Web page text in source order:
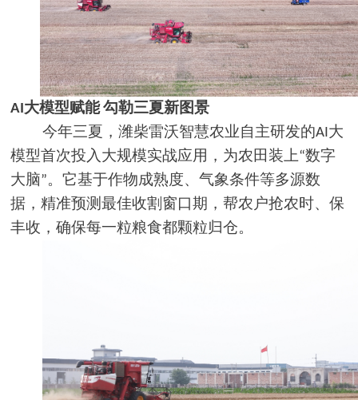
AI大模型赋能勾勒三夏新图景
今年三夏，潍柴雷沃智慧农业自主研发的AI大
模型首次投入大规模实战应用，为农田装上“数字
大脑”。它基于作物成熟度、气象条件等多源数
据，精准预测最佳收割窗口期，帮农户抢农时、保
丰收，确保每一粒粮食都颗粒归仓。